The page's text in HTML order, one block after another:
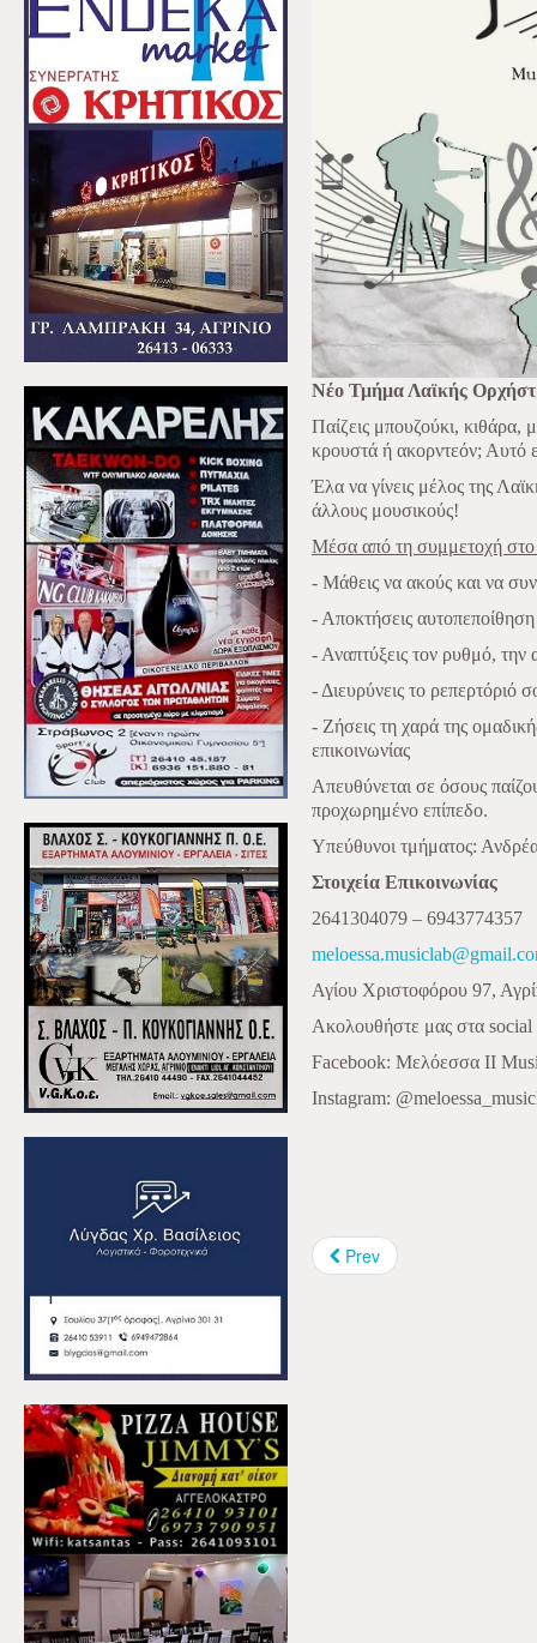
Νέο Τμήμα Λαϊκής
Παίζεις μπουζούκι, κιθάρα,
κρουστά ή ακορντεόν; Αυτό
Έλα να γίνεις μέλος της
άλλους μουσικούς!
Μέσα από τη συμμετοχή
- Μάθεις να ακούς και να
- Αποκτήσεις
- Αναπτύξεις τον ρυθμό, την
- Διευρύνεις το ρεπερτόριό
- Ζήσεις τη χαρά της
επικοινωνίας
Απευθύνεται σε όσους
προχωρημένο επίπεδο.
Υπεύθυνοι τμήματος:
Στοιχεία Επικοινωνίας
2641304079 – 6943774357
Αγίου Χριστοφόρου 97,
Ακολουθήστε μας στα social
Facebook: Μελόεσσα II
Instagram:
Prev